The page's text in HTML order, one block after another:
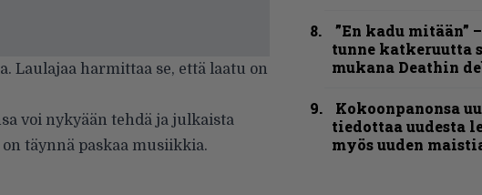
Laulajaa harmittaa se, että laatu on
voi nykyään tehdä ja julkaista
täynnä paskaa musiikkia.
”En kadu mitään”
tunne katkeruutta
mukana Deathin
Kokoonpanonsa
tiedottaa uudesta
myös uuden